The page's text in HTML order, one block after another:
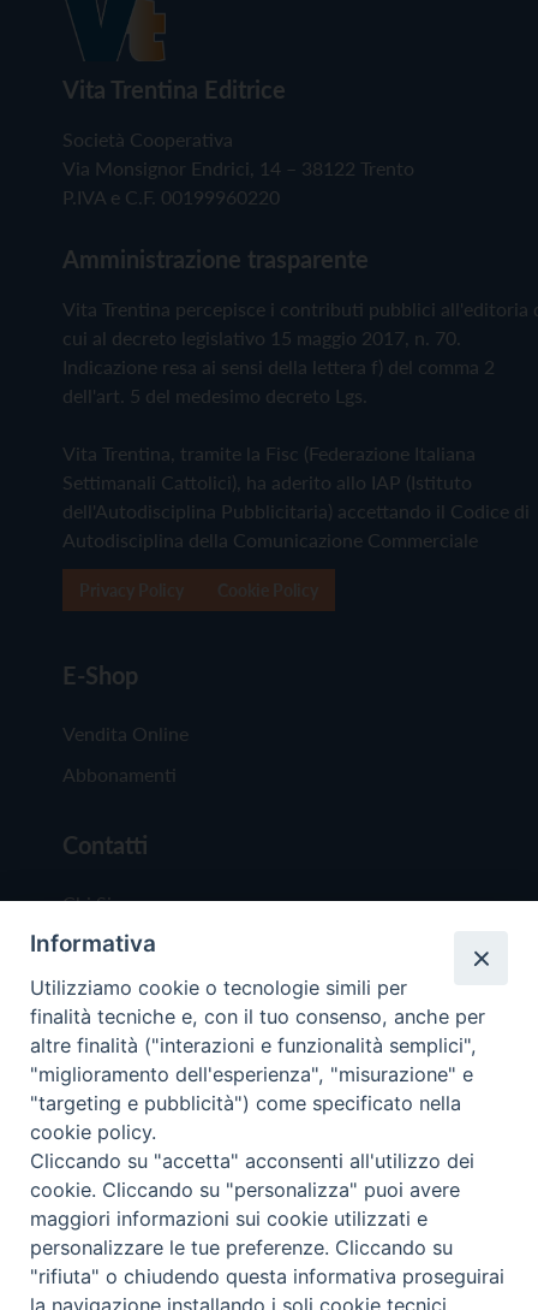
Vita Trentina Editrice
Società Cooperativa
Via Monsignor Endrici, 14 – 38122 Trento
P.IVA e C.F. 00199960220
Amministrazione trasparente
Vita Trentina percepisce i contributi pubblici all'editoria
cui al decreto legislativo 15 maggio 2017, n. 70.
Indicazione resa ai sensi della lettera f) del comma 2
dell'art. 5 del medesimo decreto Lgs.
Vita Trentina, tramite la Fisc (Federazione Italiana
Settimanali Cattolici), ha aderito allo IAP (Istituto
dell'Autodisciplina Pubblicitaria) accettando il Codice di
Autodisciplina della Comunicazione Commerciale
E-Shop
Vendita Online
Abbonamenti
Contatti
Chi Siamo
Redazione
Scrivici
Copyright © 2019 - Tutti i diritti riservati - Vita
Trentina Editrice
Privacy Policy
Torna
Informativa
Utilizziamo cookie o tecnologie simili per
finalità tecniche e, con il tuo consenso, anche per
altre finalità ("interazioni e funzionalità semplici",
"miglioramento dell'esperienza", "misurazione" e
"targeting e pubblicità") come specificato nella
cookie policy.
Cliccando su "accetta" acconsenti all'utilizzo dei
cookie. Cliccando su "personalizza" puoi avere
maggiori informazioni sui cookie utilizzati e
personalizzare le tue preferenze. Cliccando su
"rifiuta" o chiudendo questa informativa proseguirai